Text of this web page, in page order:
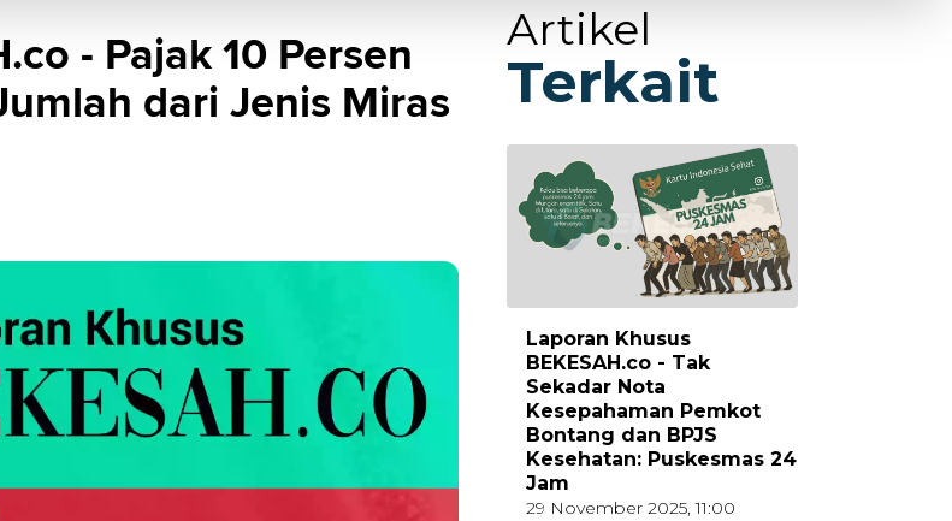
- Pajak 10 Persen
dari Jenis Miras
Artikel
Terkait
Laporan Khusus
BEKESAH.co - Tak
Sekadar Nota
Kesepahaman Pemkot
Bontang dan BPJS
Kesehatan: Puskesmas 24
Jam
29 November 2025, 11:00